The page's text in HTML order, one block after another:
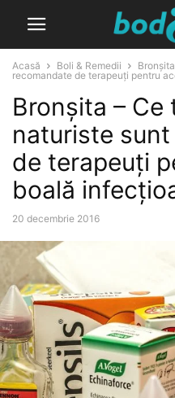
Acasă Boli & Remedii
recomandate de terapeuți pentru
Bronșita –
naturiste
de terapeuți
boală
20 decembrie 2016